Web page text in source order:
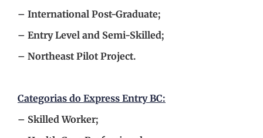
– International Post-Graduate;
– Entry Level and Semi-Skilled;
– Northeast Pilot Project.
Categorias do Express Entry BC:
– Skilled Worker;